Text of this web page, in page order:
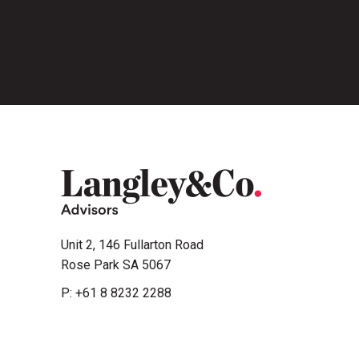
Unit 2, 146 Fullarton Road
Rose Park SA 5067
P: +61 8 8232 2288